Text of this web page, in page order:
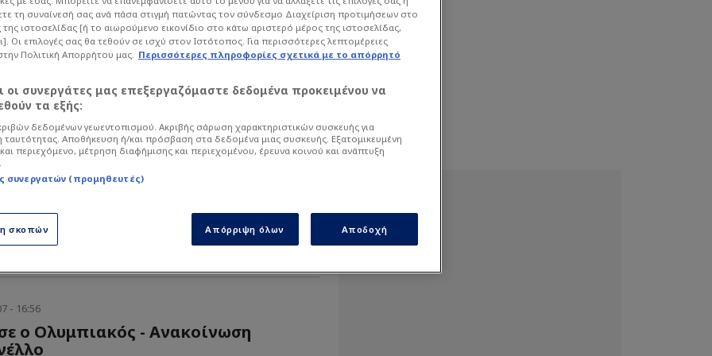
- 17:00
από ελληνική ομάδα για
Διαφωνία ΠΑΟ με Πάντοβιτς
δεν έχει βρει...
- 16:56
ο Ολυμπιακός - Ανακοίνωση
τη συναίνεσή σας ανά πάσα στιγμή πατώντας τον σύνδεσμο Διαχείριση προτιμήσεων στο
ιστοσελίδας [ή το αιωρούμενο εικονίδιο στο κάτω αριστερό μέρος της ιστοσελίδας,
Οι επιλογές σας θα τεθούν σε ισχύ στον Ιστότοπος. Για περισσότερες λεπτομέρειες
Πολιτική Απορρήτου μας. Περισσότερες πληροφορίες σχετικά με το απόρρητό
οι συνεργάτες μας επεξεργαζόμαστε δεδομένα προκειμένου να
τα εξής:
δεδομένων γεωεντοπισμού. Ακριβής σάρωση χαρακτηριστικών συσκευής για
ταυτότητας. Αποθήκευση ή/και πρόσβαση στα δεδομένα μιας συσκευής. Εξατομικευμένη
περιεχόμενο, μέτρηση διαφήμισης και περιεχομένου, έρευνα κοινού και ανάπτυξη
συνεργατών (προμηθευτές)
σκοπών Απόρριψη όλων Αποδοχή